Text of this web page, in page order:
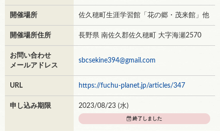
開催場所 佐久穂町生涯学習館「花の郷・茂来館」他
開催場所住所 長野県 南佐久郡佐久穂町 大字海瀬2570
お問い合わせ
メールアドレス
sbcsekine394@gmail.com
URL https://fuchu-planet.jp/articles/347
申し込み期限 2023/08/23 (水)
終了しました